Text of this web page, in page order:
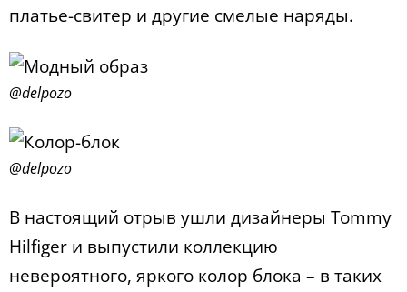
платье-свитер и другие смелые наряды.
@delpozo
@delpozo
В настоящий отрыв ушли дизайнеры Tommy
Hilfiger и выпустили коллекцию
невероятного, яркого колор блока – в таких